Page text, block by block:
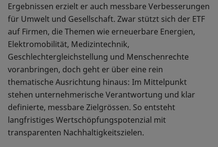
Ergebnissen erzielt er auch messbare Verbesserungen
für Umwelt und Gesellschaft. Zwar stützt sich der ETF
auf Firmen, die Themen wie erneuerbare Energien,
Elektromobilität, Medizintechnik,
Geschlechtergleichstellung und Menschenrechte
voranbringen, doch geht er über eine rein
thematische Ausrichtung hinaus: Im Mittelpunkt
stehen unternehmerische Verantwortung und klar
definierte, messbare Zielgrössen. So entsteht
langfristiges Wertschöpfungspotenzial mit
transparenten Nachhaltigkeitszielen.